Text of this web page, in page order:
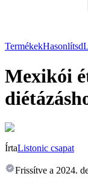
TermékekHasonlítsd
Mexikói
ÍrtaListonic csapat
Frissítve a 2024.